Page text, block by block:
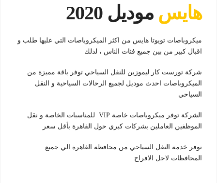
هايس موديل 2020
ميكروباصات تويوتا هايس من اكثر الميكروباصات التي عليها طلب و
اقبال كبير من بين جميع فئات الناس ، لذلك
شركة تورست كار ليموزين للنقل السياحي توفر باقة مميزة من
الميكروباصات احدث موديل لجميع الرحالات السياحية و النقل
السياحي
الشركة توفر ميكروباصات خاصة VIP للمناسبات الخاصة و نقل
الموظفين العاملين بشركات كبري حول القاهرة بأقل سعر
نوفر خدمة النقل السياحي من محافظة القاهرة الي جميع
المحافظات لاجل الافراح